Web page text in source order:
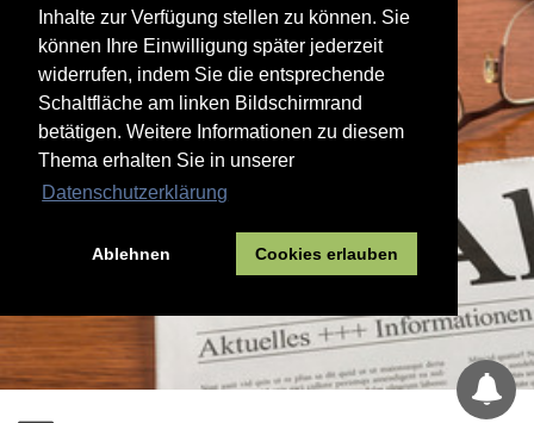
Inhalte zur Verfügung stellen zu können. Sie
können Ihre Einwilligung später jederzeit
widerrufen, indem Sie die entsprechende
Schaltfläche am linken Bildschirmrand
betätigen. Weitere Informationen zu diesem
Thema erhalten Sie in unserer
Datenschutzerklärung
Ablehnen Cookies erlauben